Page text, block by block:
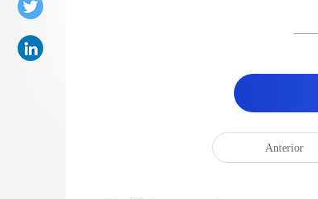
——
Anterior